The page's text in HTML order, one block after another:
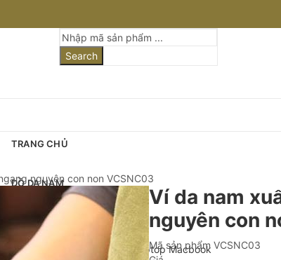
Search
TRANG CHỦ
ĐỒ DA NAM
Cặp Da Nam
Cặp Da Đựng Laptop Macbook
nguyên con non VCSNC03
Ví da nam
nguyên con
Mã sản phẩm VCSNC03